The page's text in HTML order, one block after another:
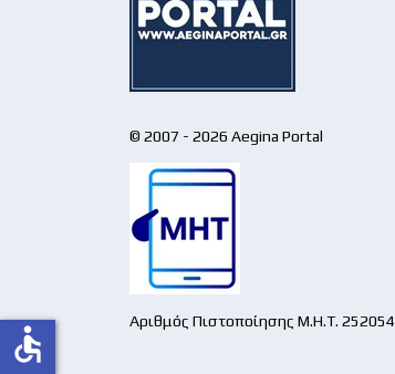
© 2007 - 2026 Aegina Portal
Αριθμός Πιστοποίησης Μ.Η.Τ. 252054
accessible